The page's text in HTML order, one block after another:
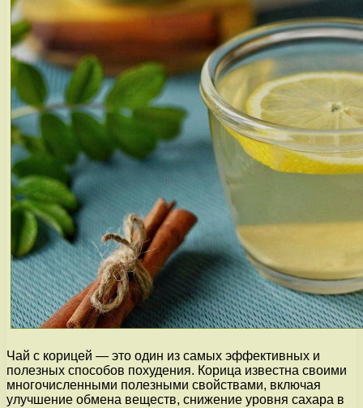
Чай с корицей — это один из самых эффективных и
полезных способов похудения. Корица известна своими
многочисленными полезными свойствами, включая
улучшение обмена веществ, снижение уровня сахара в